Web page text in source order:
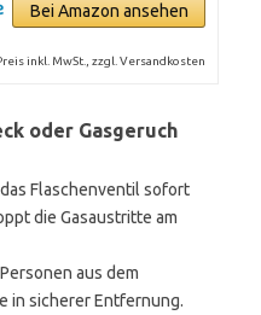
Bei Amazon ansehen
inkl. MwSt., zzgl. Versandkosten
oder Gasgeruch
Flaschenventil sofort
die Gasaustritte am
aus dem
in sicherer Entfernung.